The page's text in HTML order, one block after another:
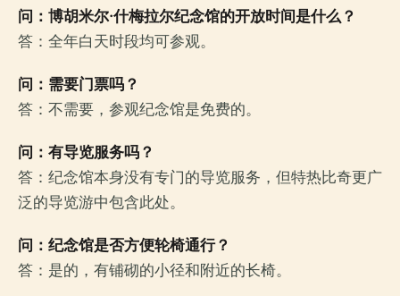
问：博胡米尔·什梅拉尔纪念馆的开放时间是什么？
答：全年白天时段均可参观。
问：需要门票吗？
答：不需要，参观纪念馆是免费的。
问：有导览服务吗？
答：纪念馆本身没有专门的导览服务，但特热比奇更广
泛的导览游中包含此处。
问：纪念馆是否方便轮椅通行？
答：是的，有铺砌的小径和附近的长椅。